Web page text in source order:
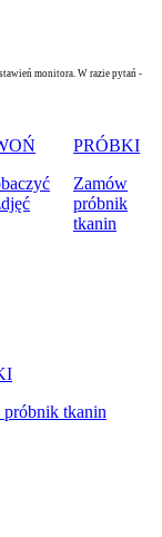
monitora. W razie pytań -
PRÓBKI
Zamów
próbnik
tkanin
próbnik tkanin